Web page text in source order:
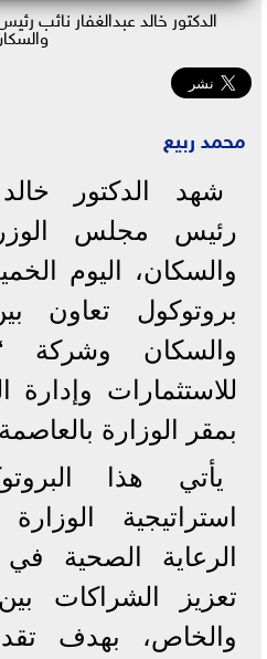
الدكتور خالد عبدالغفار نائب
محمد ربيع
شهد الدكتور
رئيس مجلس
والسكان، اليوم
بروتوكول تعاون
والسكان وشركة
للاستثمارات
بمقر الوزارة
يأتي هذا
استراتيجية
الرعاية الصحية
تعزيز الشراكات
والخاص، بهدف